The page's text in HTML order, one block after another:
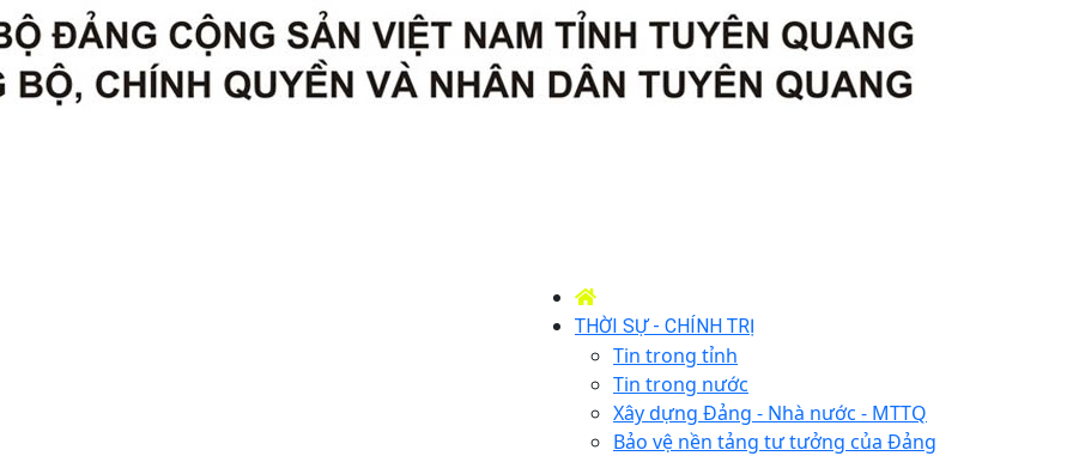
THỜI SỰ - CHÍNH TRỊ
Tin trong tỉnh
Tin trong nước
Xây dựng Đảng - Nhà nước - MTTQ
Bảo vệ nền tảng tư tưởng của Đảng